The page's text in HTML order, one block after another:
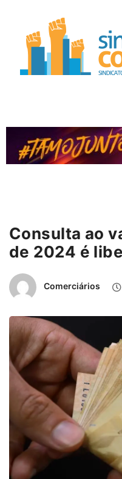
Consulta ao
de 2024 é
Comerciários